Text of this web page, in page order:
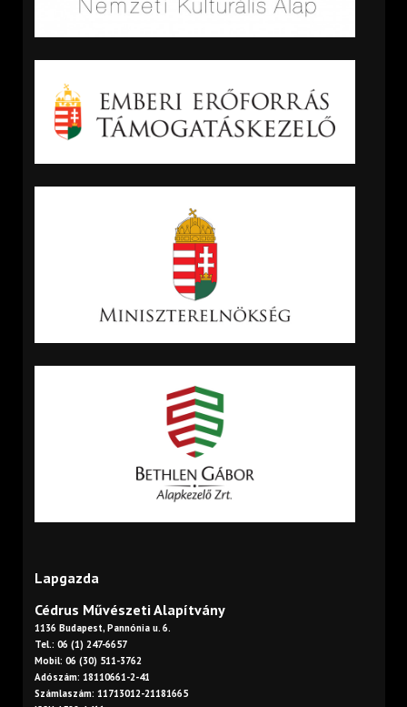
Lapgazda
Cédrus Művészeti Alapítvány
1136 Budapest, Pannónia u. 6.
Tel.: 06 (1) 247-6657
Mobil: 06 (30) 511-3762
Adószám: 18110661-2-41
Számlaszám: 11713012-21181665